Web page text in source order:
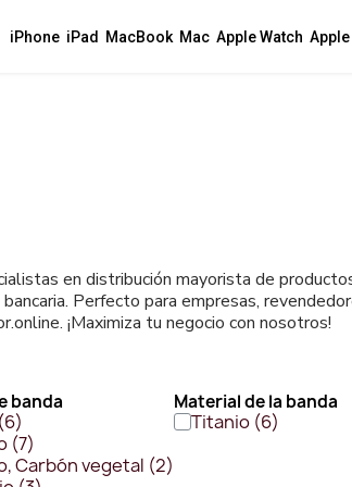
iPhone iPad MacBook Mac Apple Watch
en distribución mayorista de
Perfecto para empresas,
¡Maximiza tu negocio con nosotros!
banda
Carbón vegetal
Material de la banda
Titanio